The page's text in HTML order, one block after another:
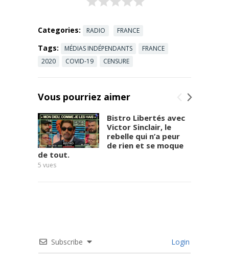
Categories: RADIO FRANCE
Tags: MÉDIAS INDÉPENDANTS
FRANCE
2020
COVID-19 CENSURE
Vous pourriez aimer
Bistro Libertés avec
Victor Sinclair, le
rebelle qui n’a peur
de rien et se moque
de tout.
5 vues
Subscribe Login